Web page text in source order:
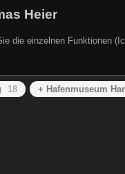
Heier
die einzelnen Funktionen
18 + Hafenmuseum